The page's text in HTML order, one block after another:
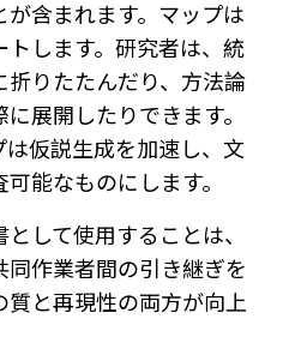
含まれます。マップは
します。研究者は、統
りたたんだり、方法論
展開したりできます。
は仮説生成を加速し、文
能なものにします。
して使用することは、
作業者間の引き継ぎを
と再現性の両方が向上